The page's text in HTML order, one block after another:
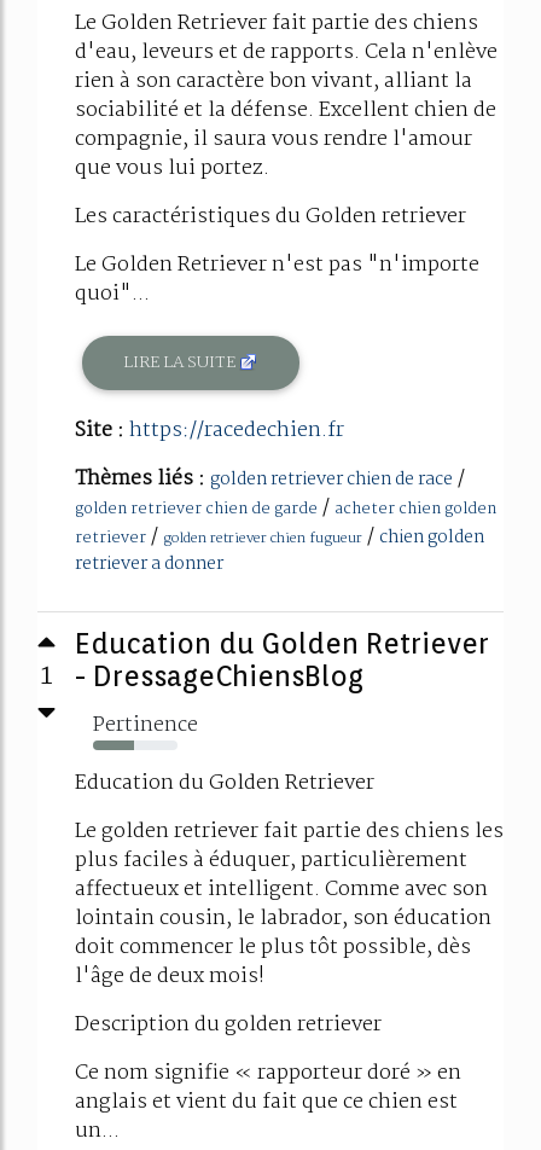
Le Golden Retriever fait partie des chiens
d'eau, leveurs et de rapports. Cela n'enlève
rien à son caractère bon vivant, alliant la
sociabilité et la défense. Excellent chien de
compagnie, il saura vous rendre l'amour
que vous lui portez.
Les caractéristiques du Golden retriever
Le Golden Retriever n'est pas "n'importe
quoi"...
LIRE LA SUITE
Site : https://racedechien.fr
Thèmes liés : golden retriever chien de race /
golden retriever chien de garde / acheter chien golden
retriever/ golden retriever chien fugueur / chien golden
retriever a donner
1
Education du Golden Retriever
- DressageChiensBlog
Pertinence
49%
Education du Golden Retriever
Le golden retriever fait partie des chiens les
plus faciles à éduquer, particulièrement
affectueux et intelligent. Comme avec son
lointain cousin, le labrador, son éducation
doit commencer le plus tôt possible, dès
l'âge de deux mois!
Description du golden retriever
Ce nom signifie « rapporteur doré » en
anglais et vient du fait que ce chien est
un...